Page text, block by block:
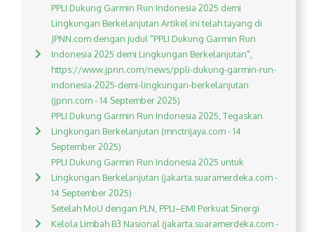
PPLI Dukung Garmin Run Indonesia 2025 demi
Lingkungan Berkelanjutan Artikel ini telah tayang di
JPNN.com dengan judul "PPLI Dukung Garmin Run
Indonesia 2025 demi Lingkungan Berkelanjutan",
https://www.jpnn.com/news/ppli-dukung-garmin-run-
indonesia-2025-demi-lingkungan-berkelanjutan
(jpnn.com - 14 September 2025)
PPLI Dukung Garmin Run Indonesia 2025, Tegaskan
Lingkungan Berkelanjutan (mnctrijaya.com - 14
September 2025)
PPLI Dukung Garmin Run Indonesia 2025 untuk
Lingkungan Berkelanjutan (jakarta.suaramerdeka.com -
14 September 2025)
Setelah MoU dengan PLN, PPLI–EMI Perkuat Sinergi
Kelola Limbah B3 Nasional (jakarta.suaramerdeka.com -